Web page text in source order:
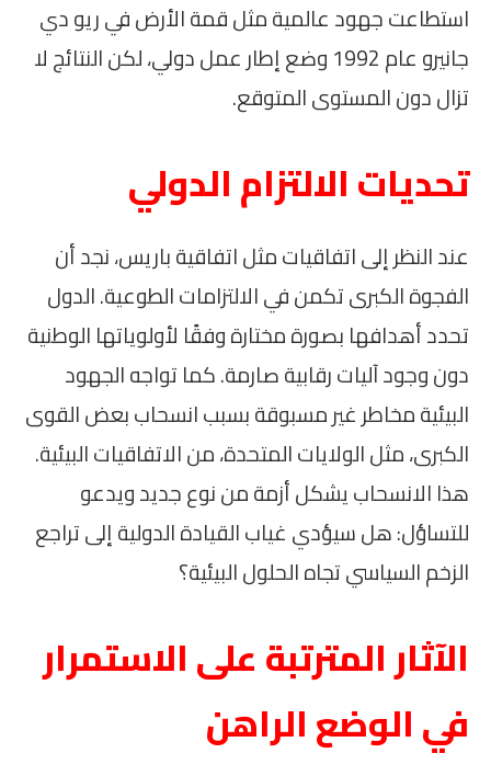
استطاعت جهود عالمية مثل قمة الأرض في ريو دي
جانيرو عام 1992 وضع إطار عمل دولي، لكن النتائج لا
تزال دون المستوى المتوقع.
تحديات الالتزام الدولي
عند النظر إلى اتفاقيات مثل اتفاقية باريس، نجد أن
الفجوة الكبرى تكمن في الالتزامات الطوعية. الدول
تحدد أهدافها بصورة مختارة وفقًا لأولوياتها الوطنية
دون وجود آليات رقابية صارمة. كما تواجه الجهود
البيئية مخاطر غير مسبوقة بسبب انسحاب بعض القوى
الكبرى، مثل الولايات المتحدة، من الاتفاقيات البيئية.
هذا الانسحاب يشكل أزمة من نوع جديد ويدعو
للتساؤل: هل سيؤدي غياب القيادة الدولية إلى تراجع
الزخم السياسي تجاه الحلول البيئية؟
الآثار المترتبة على الاستمرار
في الوضع الراهن